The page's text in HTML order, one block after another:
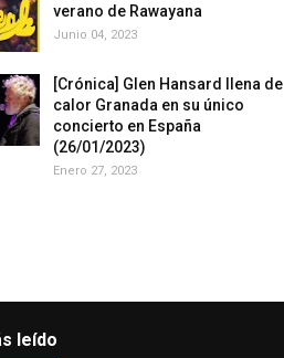
verano de Rawayana
Junio 04, 2023
[Crónica] Glen Hansard llena de
calor Granada en su único
concierto en España
(26/01/2023)
Enero 27, 2023
leído